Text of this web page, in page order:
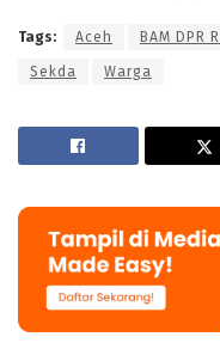
Tags: Aceh BAM DPR RI
Sekda Warga